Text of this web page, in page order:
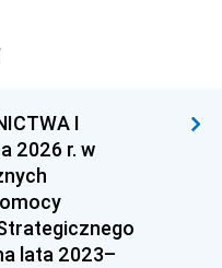
I
2026 r. w
lata 2023–